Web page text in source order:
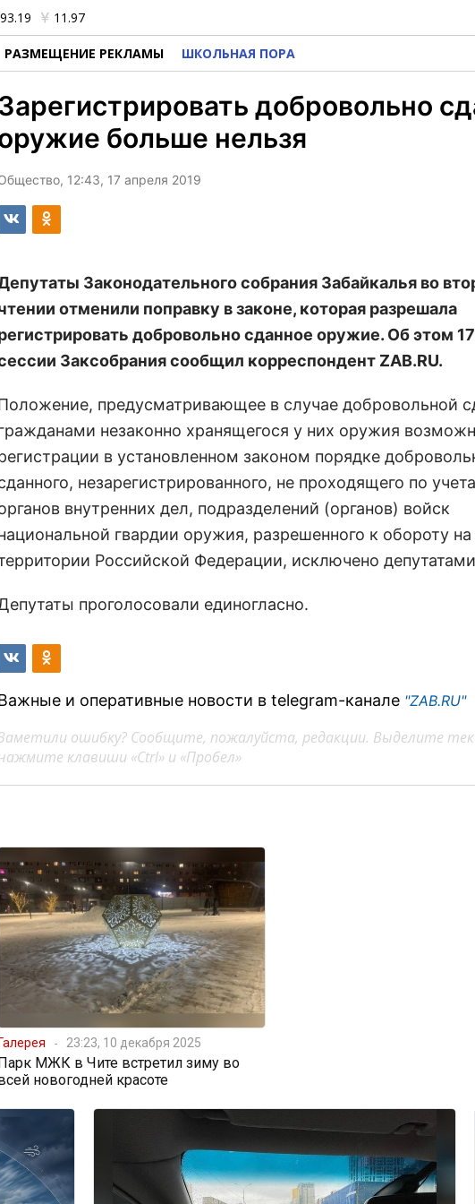
93.19 11.97
РАЗМЕЩЕНИЕ РЕКЛАМЫ ШКОЛЬНАЯ ПОРА
добровольно
больше нельзя
12:43, 17 апреля 2019
Законодательного собрания Забайкалья во
отменили поправку в законе, которая разрешала
добровольно сданное оружие. Об этом
Заксобрания сообщил корреспондент ZAB.RU.
предусматривающее в случае добровольной
незаконно хранящегося у них оружия
в установленном законом порядке
незарегистрированного, не проходящего по
внутренних дел, подразделений (органов) войск
гвардии оружия, разрешенного к обороту на
Российской Федерации, исключено
проголосовали единогласно.
и оперативные новости в telegram-канале "ZAB.RU"
ошибку? Сообщите, пожалуйста, редакции. Выделите
клавиши «Ctrl» и «Пробел»
23:23, 10 декабря 2025
МЖК в Чите встретил зиму во
новогодней красоте